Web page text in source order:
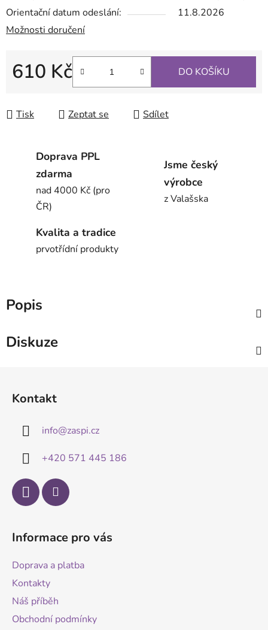
Orientační datum odeslání:
11.8.2026
Možnosti doručení
610 Kč DO KOŠÍKU
Tisk Zeptat se Sdílet
Doprava PPL
zdarma
nad 4000 Kč (pro
ČR)
Jsme český
výrobce
z Valašska
Kvalita a tradice
prvotřídní produkty
Popis
Diskuze
Kontakt
info@zaspi.cz
+420 571 445 186
Informace pro vás
Doprava a platba
Kontakty
Náš příběh
Obchodní podmínky